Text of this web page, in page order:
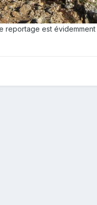
reportage est